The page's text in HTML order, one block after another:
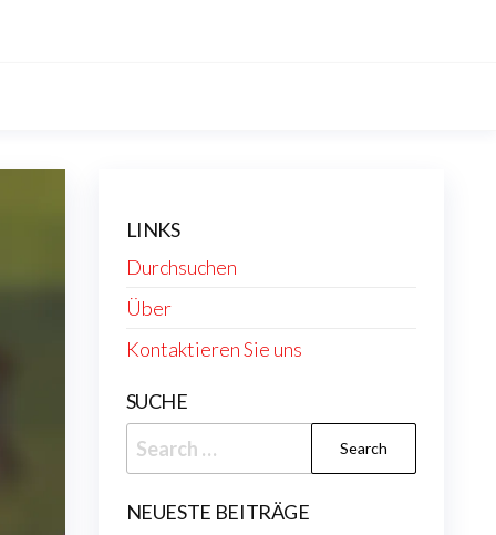
LINKS
Durchsuchen
Über
Kontaktieren Sie uns
SUCHE
Search
for:
NEUESTE BEITRÄGE